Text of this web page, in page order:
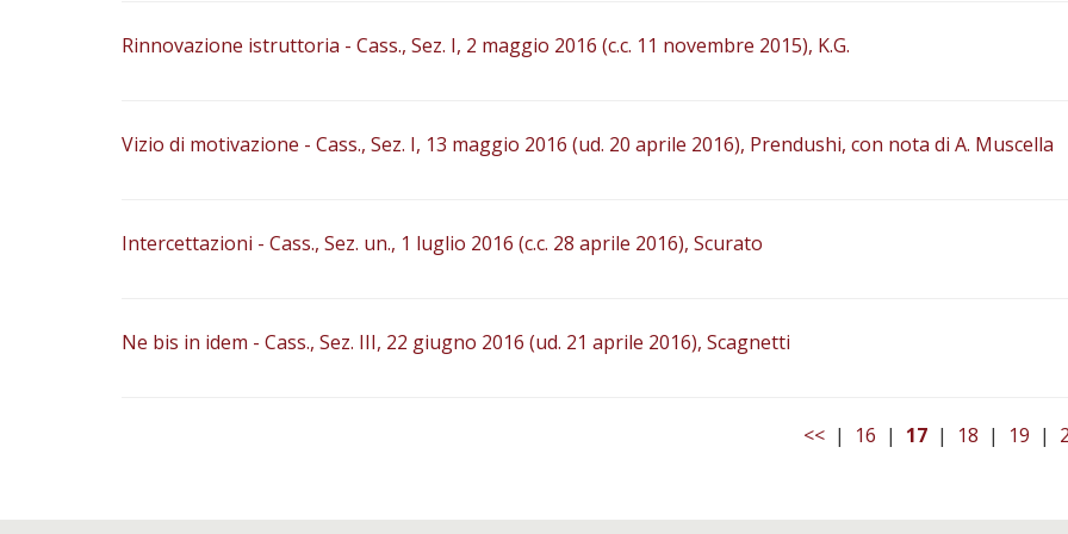
Rinnovazione istruttoria - Cass., Sez. I, 2 maggio 2016 (c.c. 11 novembre 2015), K.G.
Vizio di motivazione - Cass., Sez. I, 13 maggio 2016 (ud. 20 aprile 2016), Prendushi, con nota di A. Muscella
Intercettazioni - Cass., Sez. un., 1 luglio 2016 (c.c. 28 aprile 2016), Scurato
Ne bis in idem - Cass., Sez. III, 22 giugno 2016 (ud. 21 aprile 2016), Scagnetti
<< | 16 | 17 | 18 | 19 |